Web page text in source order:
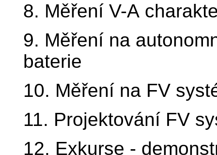
8. Měření V-A
9. Měření na
baterie
10. Měření na FV
11. Projektování FV
12. Exkurse -